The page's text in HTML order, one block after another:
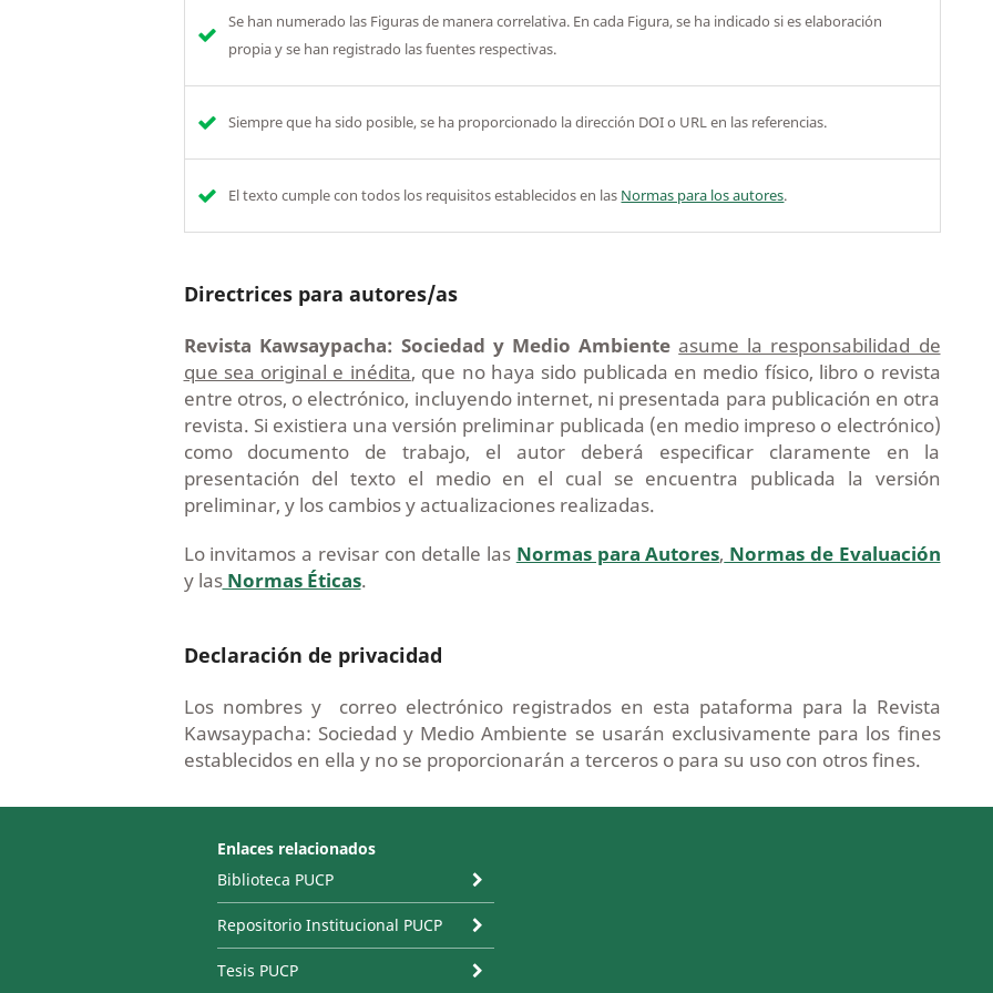
Se han numerado las Figuras de manera correlativa. En cada Figura, se ha indicado si es elaboración
propia y se han registrado las fuentes respectivas.
Siempre que ha sido posible, se ha proporcionado la dirección DOI o URL en las referencias.
El texto cumple con todos los requisitos establecidos en las Normas para los autores.
Directrices para autores/as
Revista Kawsaypacha: Sociedad y Medio Ambienteasume la responsabilidad de
que sea original e inédita, que no haya sido publicada en medio físico, libro o revista
entre otros, o electrónico, incluyendo internet, ni presentada para publicación en otra
revista. Si existiera una versión preliminar publicada (en medio impreso o electrónico)
como documento de trabajo, el autor deberá especificar claramente en la
presentación del texto el medio en el cual se encuentra publicada la versión
preliminar, y los cambios y actualizaciones realizadas.
Lo invitamos a revisar con detalle las Normas para Autores, Normas de Evaluación
y lasNormas Éticas.
Declaración de privacidad
Los nombres y correo electrónico registrados en esta pataforma para la Revista
Kawsaypacha: Sociedad y Medio Ambiente se usarán exclusivamente para los fines
establecidos en ella y no se proporcionarán a terceros o para su uso con otros fines.
Enlaces relacionados
Biblioteca PUCP
Repositorio Institucional PUCP
Tesis PUCP